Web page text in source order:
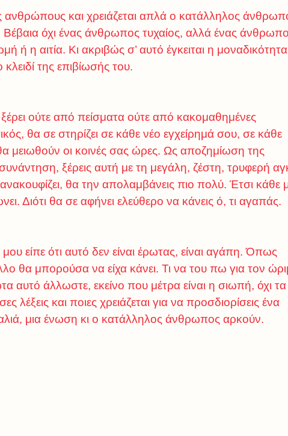
ανθρώπους και χρειάζεται απλά ο κατάλληλος
όχι ένας άνθρωπος τυχαίος, αλλά ένας
ή η αιτία. Κι ακριβώς σ’ αυτό έγκειται η μοναδικότητα
της επιβίωσής του.
ούτε από πείσματα ούτε από κακομαθημένες
θα σε στηρίζει σε κάθε νέο εγχείρημά σου, σε κάθε
μειωθούν οι κοινές σας ώρες. Ως αποζημίωση της
ξέρεις αυτή με τη μεγάλη, ζέστη, τρυφερή
θα την απολαμβάνεις πιο πολύ. Έτσι κάθε
Διότι θα σε αφήνει ελεύθερο να κάνεις ό, τι αγαπάς.
είπε ότι αυτό δεν είναι έρωτας, είναι αγάπη. Όπως
θα μπορούσα να είχα κάνει. Τι να του πω για τον
αυτό άλλωστε, εκείνο που μέτρα είναι η σιωπή, όχι τα
και ποιες χρειάζεται για να προσδιορίσεις ένα
μια ένωση κι ο κατάλληλος άνθρωπος αρκούν.